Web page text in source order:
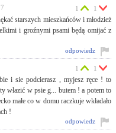
starszych mieszkańców i młodzież
i groźnymi psami będą omijać z
1 1
odpowiedz
i sie podcierasz , myjesz ręce ! to
włazić w psie g... butem ! a potem to
małe co w domu raczkuje wkładało
!
1 1
odpowiedz